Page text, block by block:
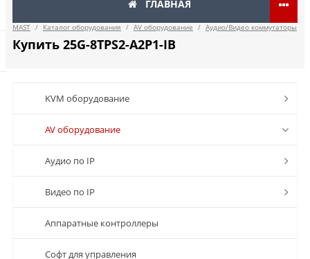
ГЛАВНАЯ
MAST / Каталог оборудования / AV оборудование / Аудио/Видео коммутаторы
Купить 25G-8TPS2-A2P1-IB
KVM оборудование
AV оборудование
Аудио по IP
Видео по IP
Аппаратные контроллеры
Софт для управления